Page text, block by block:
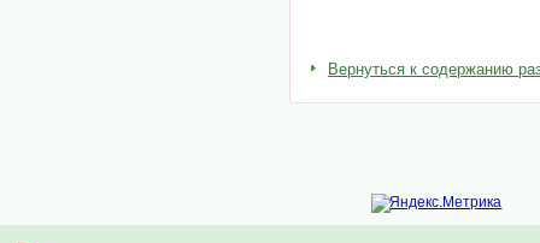
Вернуться к содержанию